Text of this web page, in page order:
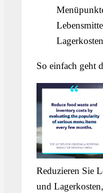
So einfach geht
Reduzieren Sie
und